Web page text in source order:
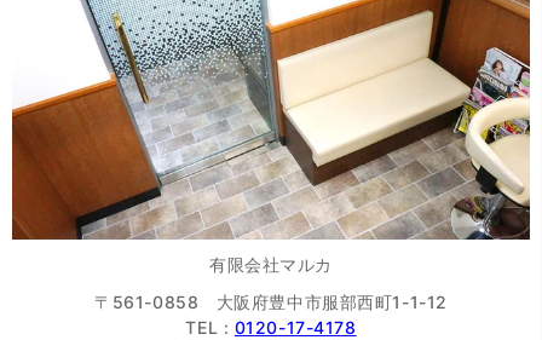
有限会社マルカ
〒561-0858 大阪府豊中市服部西町1-1-12
TEL : 0120-17-4178